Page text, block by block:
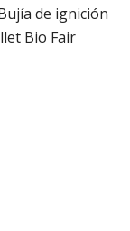
de ignición
Bio Fair